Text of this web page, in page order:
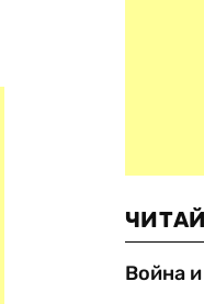
Война